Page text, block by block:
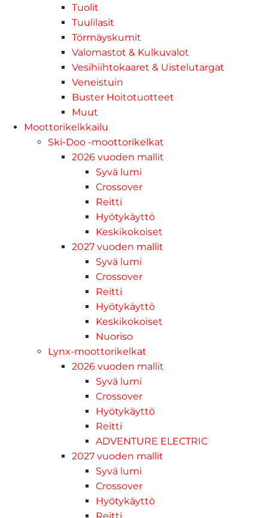
Tuolit
Tuulilasit
Törmäyskumit
Valomastot & Kulkuvalot
Vesihiihtokaaret & Uistelutargat
Veneistuin
Buster Hoitotuotteet
Muut
Moottorikelkkailu
Ski-Doo -moottorikelkat
2026 vuoden mallit
Syvä lumi
Crossover
Reitti
Hyötykäyttö
Keskikokoiset
2027 vuoden mallit
Syvä lumi
Crossover
Reitti
Hyötykäyttö
Keskikokoiset
Nuoriso
Lynx-moottorikelkat
2026 vuoden mallit
Syvä lumi
Crossover
Hyötykäyttö
Reitti
ADVENTURE ELECTRIC
2027 vuoden mallit
Syvä lumi
Crossover
Hyötykäyttö